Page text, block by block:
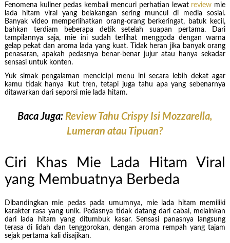
Fenomena kuliner pedas kembali mencuri perhatian lewat review mie
lada hitam viral yang belakangan sering muncul di media sosial.
Banyak video memperlihatkan orang-orang berkeringat, batuk kecil,
bahkan terdiam beberapa detik setelah suapan pertama. Dari
tampilannya saja, mie ini sudah terlihat menggoda dengan warna
gelap pekat dan aroma lada yang kuat. Tidak heran jika banyak orang
penasaran, apakah pedasnya benar-benar jujur atau hanya sekadar
sensasi untuk konten.
Yuk simak pengalaman mencicipi menu ini secara lebih dekat agar
kamu tidak hanya ikut tren, tetapi juga tahu apa yang sebenarnya
ditawarkan dari seporsi mie lada hitam.
Baca Juga: Review Tahu Crispy Isi Mozzarella,
Lumeran atau Tipuan?
Ciri Khas Mie Lada Hitam Viral
yang Membuatnya Berbeda
Dibandingkan mie pedas pada umumnya, mie lada hitam memiliki
karakter rasa yang unik. Pedasnya tidak datang dari cabai, melainkan
dari lada hitam yang ditumbuk kasar. Sensasi panasnya langsung
terasa di lidah dan tenggorokan, dengan aroma rempah yang tajam
sejak pertama kali disajikan.